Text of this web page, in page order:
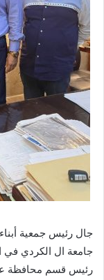
جال رئيس جمعية
جامعة ال الكردي في
رئيس قسم محافظة